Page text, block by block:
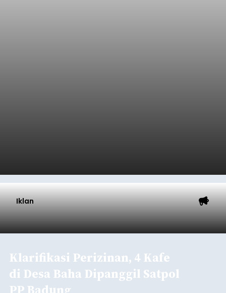
Iklan
Klarifikasi Perizinan, 4 Kafe
di Desa Baha Dipanggil Satpol